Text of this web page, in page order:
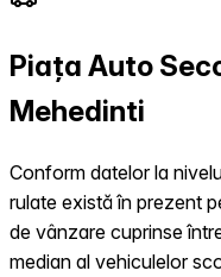
Piața Auto
Mehedinti
Conform datelor la
rulate există în prezent
de vânzare cuprinse
median al vehiculelor